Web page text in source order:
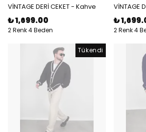
VİNTAGE DERİ CEKET - Kahve
₺ 1,699.00
2 Renk 4 Beden
VİNTAGE
₺
2 Renk 4
Tükendi